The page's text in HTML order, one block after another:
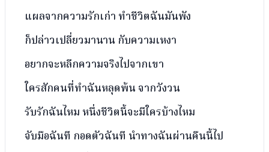
แผลจากความรักเก่า ทำชีวิตฉันมันพัง
ก็ปล่าวเปลี่ยวมานาน กับความเหงา
อยากจะหลีกความจริงไปจากเขา
ใครสักคนที่ทำฉันหลุดพ้น จากวังวน
รับรักฉันไหม หนึ่งชีวิตนี้จะมีใครบ้างไหม
จับมือฉันที กอดตัวฉันที นำทางฉันผ่านคืนนี้ไป